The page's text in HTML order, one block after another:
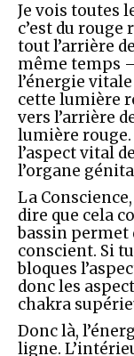
Je vois toutes
c’est du
tout l’arrière
même temps
l’énergie
cette lumière
vers l’arrière
lumière
l’aspect vital
l’organe
La
dire que cela
bassin permet
conscient. Si
bloques
donc les
chakra
Donc là,
ligne.